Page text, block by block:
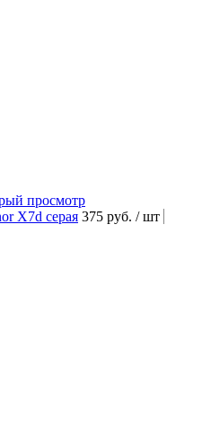
просмотр
X7d серая 375 руб. / шт